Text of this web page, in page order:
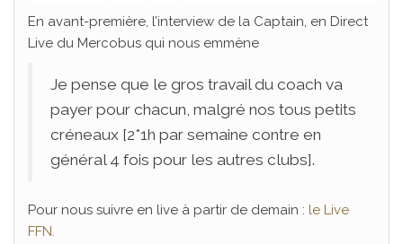
En avant-première, l’interview de la Captain, en Direct
Live du Mercobus qui nous emmène
Je pense que le gros travail du coach va
payer pour chacun, malgré nos tous petits
créneaux [2*1h par semaine contre en
général 4 fois pour les autres clubs].
Pour nous suivre en live à partir de demain : le Live
FFN.